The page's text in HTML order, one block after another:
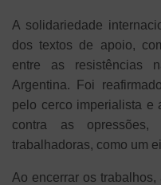
A solidariedade
dos textos de apoio,
entre as resistências
Argentina. Foi
pelo cerco imperialista e
contra as opressões,
trabalhadoras, como um
Ao encerrar os